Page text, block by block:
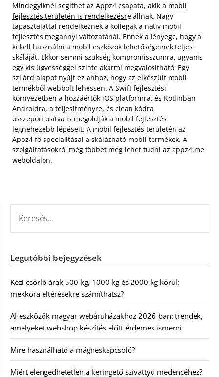
Mindegyiknél segíthet az Appz4 csapata, akik a mobil
fejlesztés területén is rendelkezésre állnak. Nagy
tapasztalattal rendelkeznek a kollégák a nativ mobil
fejlesztés megannyi változatánál. Ennek a lényege, hogy a
ki kell használni a mobil eszközök lehetőségeinek teljes
skáláját. Ekkor semmi szükség kompromisszumra, ugyanis
egy kis ügyességgel szinte akármi megvalósítható. Egy
szilárd alapot nyújt ez ahhoz, hogy az elkészült mobil
termékből webbolt lehessen. A Swift fejlesztési
környezetben a hozzáértők iOS platformra, és Kotlinban
Androidra, a teljesítményre, és clean kódra
összepontosítva is megoldják a mobil fejlesztés
legnehezebb lépéseit. A mobil fejlesztés területén az
Appz4 fő specialitásai a skálázható mobil termékek. A
szolgáltatásokról még többet meg lehet tudni az appz4.me
weboldalon.
Legutóbbi bejegyzések
Kézi csörlő árak 500 kg, 1000 kg és 2000 kg körül:
mekkora eltérésekre számíthatsz?
AI-eszközök magyar webáruházakhoz 2026-ban: trendek,
amelyeket webshop készítés előtt érdemes ismerni
Mire használható a mágneskapcsoló?
Miért elengedhetetlen a keringető szivattyú medencéhez?